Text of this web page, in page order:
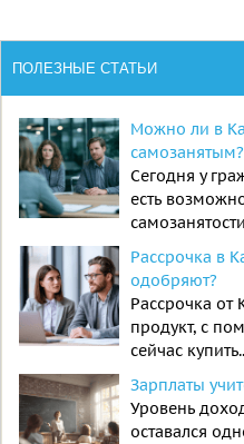
ПОЛЕЗНЫЕ СТАТЬИ
Можно ли в
самозанятым?
Сегодня у
есть
Рассрочка в
одобряют?
Рассрочка от
продукт, с
сейчас
Зарплаты
Уровень
оставался